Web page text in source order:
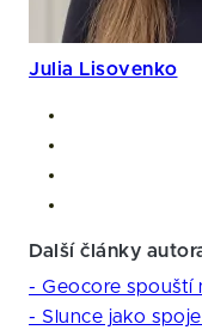
Julia Lisovenko
Další články
- Geocore spouští
- Slunce jako